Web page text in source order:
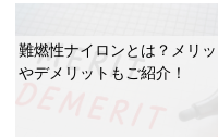
難燃性ナイロンとは？メリッ
やデメリットもご紹介！